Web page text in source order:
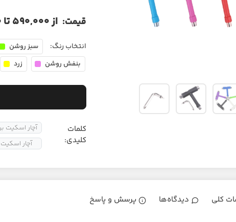
قیمت: از 590,000 تا 650,000 تومان
انتخاب رنگ: سبز روشن
بنفش روشن
زرد
کلمات
کلیدی:
آچار اسکیت
آچار اسکیت
کلی دیدگاه‌ها پرسش و پاسخ